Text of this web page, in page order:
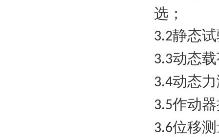
选；
3.2静态
3.3动态
3.4动态
3.5作动
3.6位移